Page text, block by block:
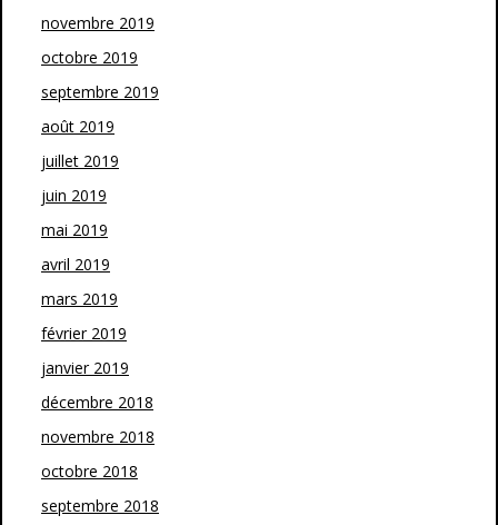
novembre 2019
octobre 2019
septembre 2019
août 2019
juillet 2019
juin 2019
mai 2019
avril 2019
mars 2019
février 2019
janvier 2019
décembre 2018
novembre 2018
octobre 2018
septembre 2018